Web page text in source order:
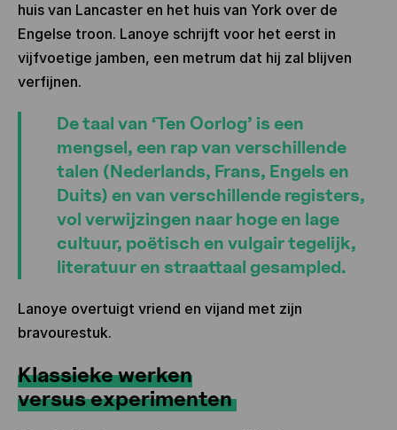
huis van Lancaster en het huis van York over de
Engelse troon. Lanoye schrijft voor het eerst in
vijfvoetige jamben, een metrum dat hij zal blijven
verfijnen.
De taal van ‘Ten Oorlog’ is een
mengsel, een rap van verschillende
talen (Nederlands, Frans, Engels en
Duits) en van verschillende registers,
vol verwijzingen naar hoge en lage
cultuur, poëtisch en vulgair tegelijk,
literatuur en straattaal gesampled.
Lanoye overtuigt vriend en vijand met zijn
bravourestuk.
Klassieke werken
versus experimenten